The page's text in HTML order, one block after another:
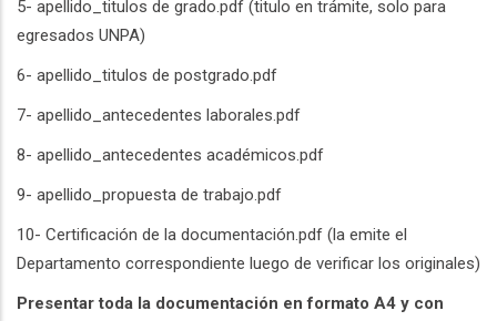
5- apellido_titulos de grado.pdf (titulo en trámite, solo para
egresados UNPA)
6- apellido_titulos de postgrado.pdf
7- apellido_antecedentes laborales.pdf
8- apellido_antecedentes académicos.pdf
9- apellido_propuesta de trabajo.pdf
10- Certificación de la documentación.pdf (la emite el
Departamento correspondiente luego de verificar los originales)
Presentar toda la documentación en formato A4 y con